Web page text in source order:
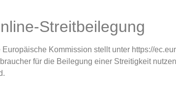
Streitbeilegung
Europäische Kommission stellt unter https://
für die Beilegung einer Streitigkeit